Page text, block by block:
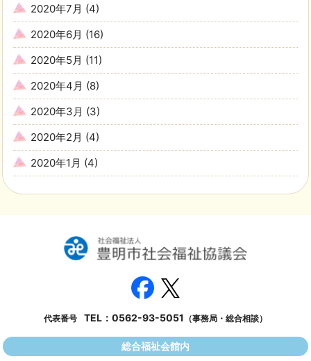
2020年7月 (4)
2020年6月 (16)
2020年5月 (11)
2020年4月 (8)
2020年3月 (3)
2020年2月 (4)
2020年1月 (4)
代表番号 TEL： 0562-93-5051 （事務局・総合相談）
総合福祉会館内